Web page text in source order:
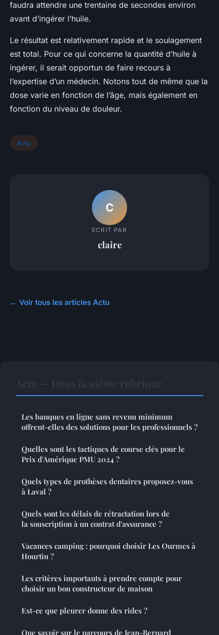
faudra attendre une trentaine de secondes environ
avant d’ingérer l’huile.
Le résultat est relativement rapide et le soulagement
est total. Pour ce qui concerne la quantité d’huile à
ingérer, il serait opportun de faire recours à
l’expertise d’un médecin. Notons tout de même que la
dose varie en fonction de l’âge, mais également en
fonction du niveau de douleur.
Actu
C
ECRIT PAR
claire
← Voir tous les articles Actu
Les banques en ligne sans revenu minimum
offrent-elles des solutions pour les professionnels ?
Quelles sont les tactiques de course clés pour le
Prix d'Amérique PMU 2024 ?
Quels types de prothèses dentaires proposez-vous
à Laval ?
Quels sont les délais de rétractation lors de
la souscription à un contrat d'assurance ?
Vacances camping : pourquoi choisir Les Ourmes à
Hourtin ?
Les critères importants à prendre compte pour
choisir un bon constructeur de maison
Est-ce que pleurer donne des rides ?
Que savoir sur le parcours de Jean-Bernard